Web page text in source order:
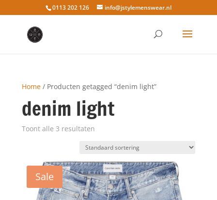
0113 202 126 info@jstylemenswear.nl
Home/ Producten getagged “denim light”
denim light
Toont alle 3 resultaten
Sale